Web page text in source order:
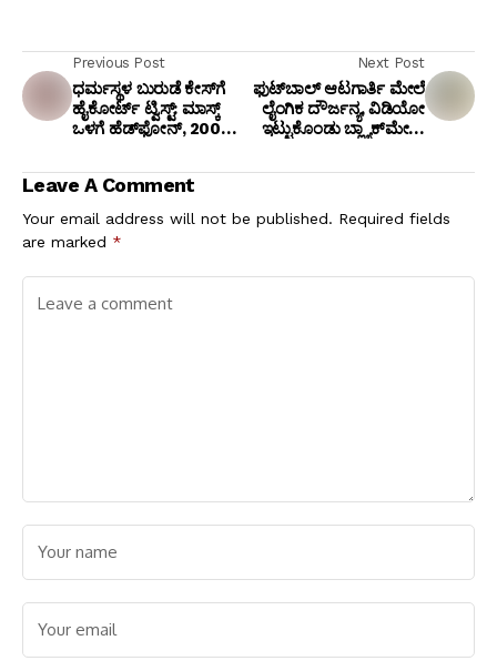
Previous Post
ಧರ್ಮಸ್ಥಳ ಬುರುಡೆ ಕೇಸ್‌ಗೆ
ಹೈಕೋರ್ಟ್ ಟ್ವಿಸ್ಟ್: ಮಾಸ್ಕ್
ಒಳಗೆ ಹೆಡ್‌ಫೋನ್, ₹200
ಚಿನ್ನಯ್ಯ!
Next Post
ಫುಟ್‌ಬಾಲ್ ಆಟಗಾರ್ತಿ ಮೇಲೆ
ಲೈಂಗಿಕ ದೌರ್ಜನ್ಯ, ವಿಡಿಯೋ
ಇಟ್ಟುಕೊಂಡು ಬ್ಲ್ಯಾಕ್‌ಮೇಲ್
ಅಡಿ ಅರೆಸ್ಟ್!
Leave A Comment
Your email address will not be published. Required fields
are marked *